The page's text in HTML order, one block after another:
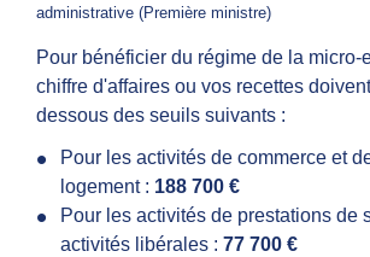
administrative (Première ministre)
Pour bénéficier du régime de la micro-
chiffre d'affaires ou vos recettes
dessous des seuils suivants :
Pour les activités de commerce et
logement : 188 700 €
Pour les activités de prestations de
activités libérales : 77 700 €